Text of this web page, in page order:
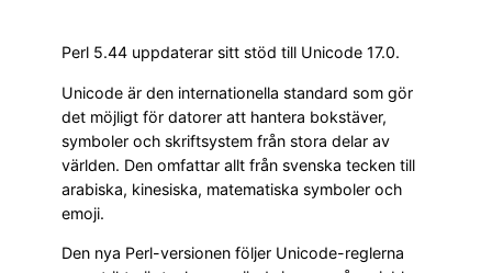
Perl 5.44 uppdaterar sitt stöd till Unicode 17.0.
Unicode är den internationella standard som gör
det möjligt för datorer att hantera bokstäver,
symboler och skriftsystem från stora delar av
världen. Den omfattar allt från svenska tecken till
arabiska, kinesiska, matematiska symboler och
emoji.
Den nya Perl-versionen följer Unicode-reglerna